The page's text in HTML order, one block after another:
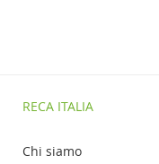
RECA ITALIA
Chi siamo